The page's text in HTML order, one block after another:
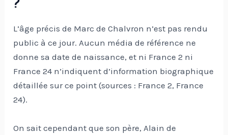
L’âge précis de Marc de Chalvron n’est pas rendu
public à ce jour. Aucun média de référence ne
donne sa date de naissance, et ni France 2 ni
France 24 n’indiquent d’information biographique
détaillée sur ce point (sources : France 2, France
24).
On sait cependant que son père, Alain de